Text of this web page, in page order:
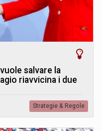
salvare la
riavvicina i due
Strategie & Regole